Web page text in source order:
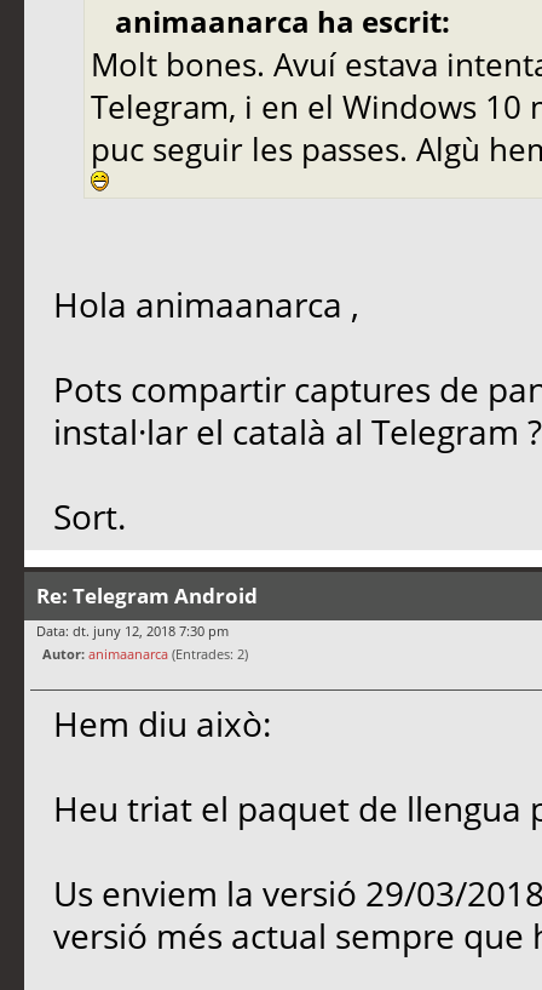
animaanarca ha escrit:
Molt bones. Avuí estava
Telegram, i en el Windows
puc seguir les passes. Algù
Hola animaanarca ,
Pots compartir captures de
instal·lar el català al Telegram
Sort.
Re: Telegram Android
Data: dt. juny 12, 2018 7:30 pm
Autor: animaanarca (Entrades: 2)
Hem diu això:
Heu triat el paquet de llengua
Us enviem la versió 29/03/
versió més actual sempre que